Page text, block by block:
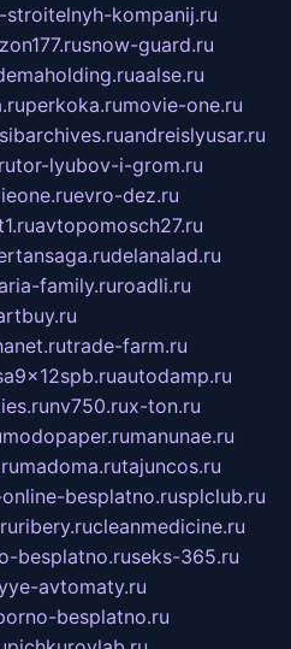
kompanij.ru
snow-guard.ru
aalse.ru
perkoka.rumovie-one.ru
sibarchives.ruandreislyusar.ru
tor-lyubov-i-grom.ru
evro-dez.ru
avtopomosch27.ru
delanalad.ru
family.ruroadli.ru
trade-farm.ru
autodamp.ru
nv750.rux-ton.ru
modopaper.rumanunae.ru
madoma.rutajuncos.ru
besplatno.rusplclub.ru
ribery.rucleanmedicine.ru
besplatno.ruseks-365.ru
avtomaty.ru
besplatno.ru